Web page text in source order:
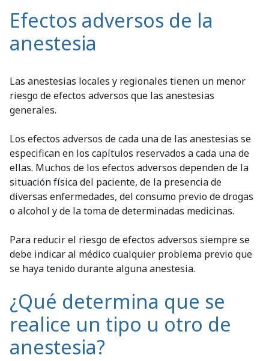
Efectos adversos de la
anestesia
Las anestesias locales y regionales tienen un menor
riesgo de efectos adversos que las anestesias
generales.
Los efectos adversos de cada una de las anestesias se
especifican en los capítulos reservados a cada una de
ellas. Muchos de los efectos adversos dependen de la
situación física del paciente, de la presencia de
diversas enfermedades, del consumo previo de drogas
o alcohol y de la toma de determinadas medicinas.
Para reducir el riesgo de efectos adversos siempre se
debe indicar al médico cualquier problema previo que
se haya tenido durante alguna anestesia.
¿Qué determina que se
realice un tipo u otro de
anestesia?